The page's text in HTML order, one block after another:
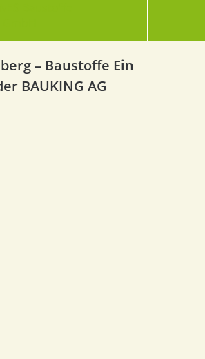
– Baustoffe Ein
BAUKING AG